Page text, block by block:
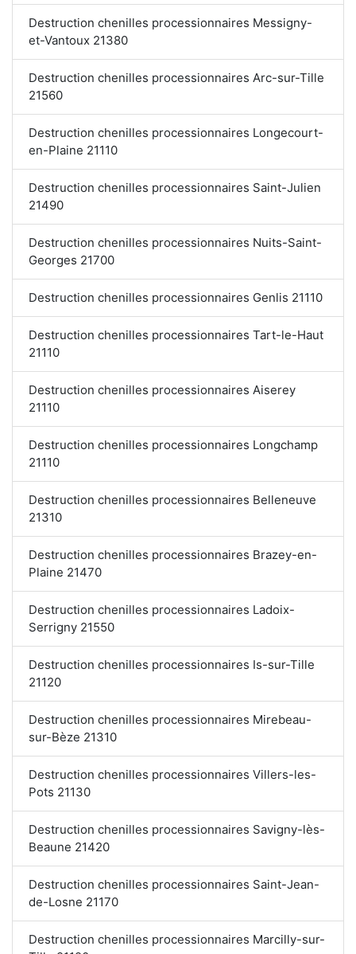
Destruction chenilles processionnaires Messigny-
et-Vantoux 21380
Destruction chenilles processionnaires Arc-sur-Tille
21560
Destruction chenilles processionnaires Longecourt-
en-Plaine 21110
Destruction chenilles processionnaires Saint-Julien
21490
Destruction chenilles processionnaires Nuits-Saint-
Georges 21700
Destruction chenilles processionnaires Genlis 21110
Destruction chenilles processionnaires Tart-le-Haut
21110
Destruction chenilles processionnaires Aiserey
21110
Destruction chenilles processionnaires Longchamp
21110
Destruction chenilles processionnaires Belleneuve
21310
Destruction chenilles processionnaires Brazey-en-
Plaine 21470
Destruction chenilles processionnaires Ladoix-
Serrigny 21550
Destruction chenilles processionnaires Is-sur-Tille
21120
Destruction chenilles processionnaires Mirebeau-
sur-Bèze 21310
Destruction chenilles processionnaires Villers-les-
Pots 21130
Destruction chenilles processionnaires Savigny-lès-
Beaune 21420
Destruction chenilles processionnaires Saint-Jean-
de-Losne 21170
Destruction chenilles processionnaires Marcilly-sur-